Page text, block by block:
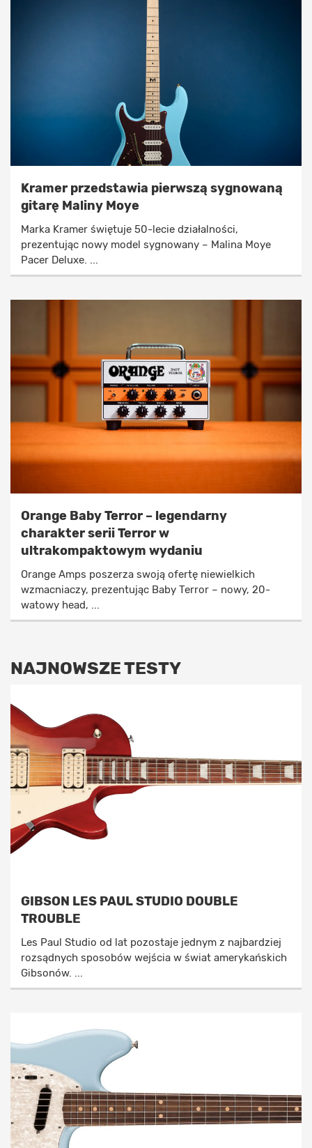
Kramer przedstawia pierwszą sygnowaną
gitarę Maliny Moye
Marka Kramer świętuje 50-lecie działalności,
prezentując nowy model sygnowany – Malina Moye
Pacer Deluxe. ...
Orange Baby Terror – legendarny
charakter serii Terror w
ultrakompaktowym wydaniu
Orange Amps poszerza swoją ofertę niewielkich
wzmacniaczy, prezentując Baby Terror – nowy, 20-
watowy head, ...
NAJNOWSZE TESTY
GIBSON LES PAUL STUDIO DOUBLE
TROUBLE
Les Paul Studio od lat pozostaje jednym z najbardziej
rozsądnych sposobów wejścia w świat amerykańskich
Gibsonów. ...